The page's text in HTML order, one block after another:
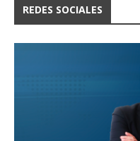
REDES SOCIALES